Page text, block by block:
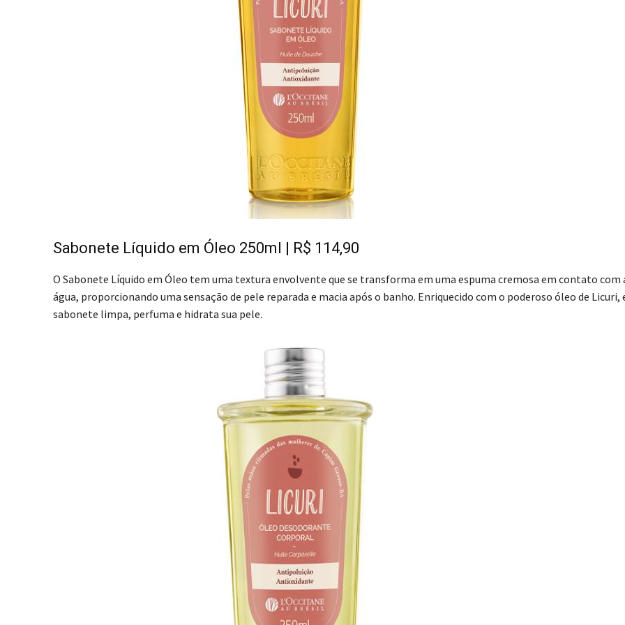
Sabonete Líquido em Óleo 250ml | R$ 114,90
O Sabonete Líquido em Óleo tem uma textura envolvente que se transforma em uma espuma cremosa em contato com
água, proporcionando uma sensação de pele reparada e macia após o banho. Enriquecido com o poderoso óleo de Licuri,
sabonete limpa, perfuma e hidrata sua pele.